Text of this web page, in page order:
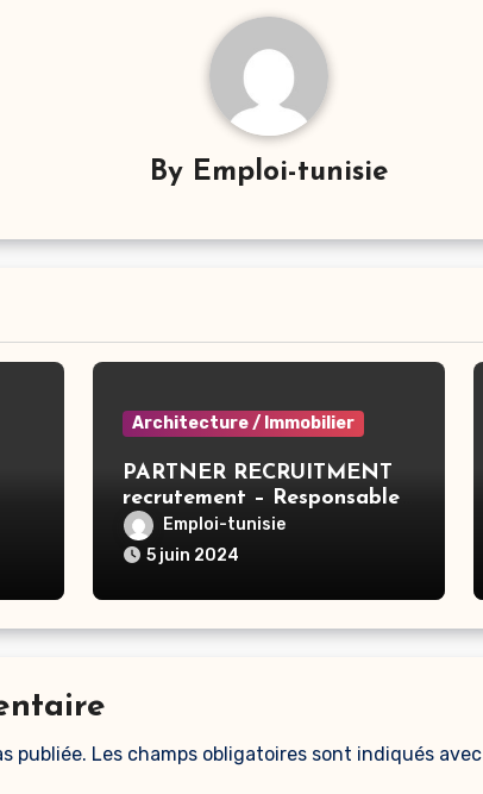
By Emploi-tunisie
Architecture / Immobilier
PARTNER RECRUITMENT
recrutement – Responsable
Contrôle De
Gestion/Consolidation –
Emploi-tunisie
5 juin 2024
publiée. Les champs obligatoires sont indiqués avec